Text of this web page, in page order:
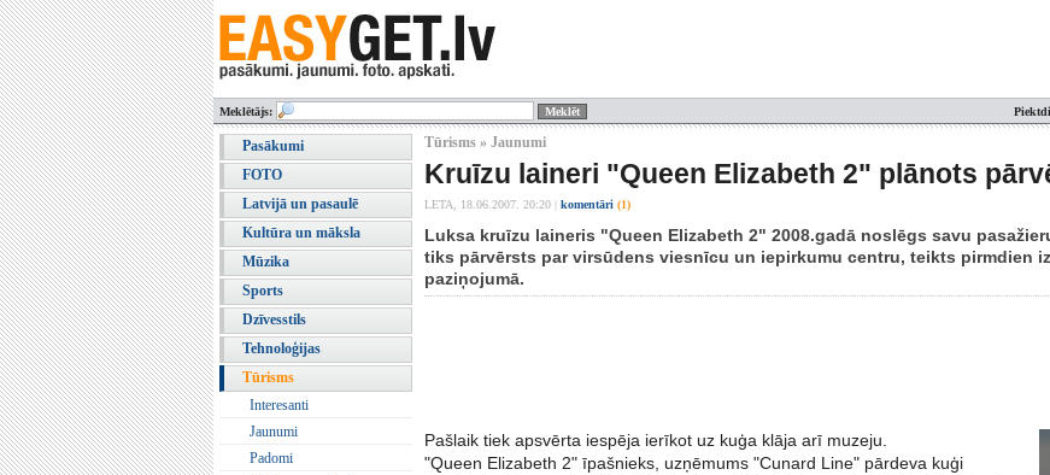
Meklētājs:
Pasākumi
FOTO
Latvijā un pasaulē
Kultūra un māksla
Mūzika
Sports
Dzīvesstils
Tehnoloģijas
Tūrisms
Interesanti
Jaunumi
Padomi
Tūrisms » Jaunumi
Kruīzu laineri "Queen Elizabeth 2" plānots
LETA, 18.06.2007. 20:20 komentāri (1)
Luksa kruīzu laineris "Queen Elizabeth 2" 2008.gadā noslēgs savu
tiks pārvērsts par virsūdens viesnīcu un iepirkumu centru, teikts pirmdien
paziņojumā.
Pašlaik tiek apsvērta iespēja ierīkot uz kuģa klāja arī muzeju.
"Queen Elizabeth 2" īpašnieks, uzņēmums "Cunard Line" pārdeva kuģi